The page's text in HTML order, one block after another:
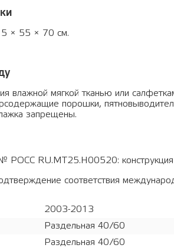
× 55 × 70 см.
влажной мягкой тканью или
порошки,
запрещены.
РОСС RU.МТ25.Н00520: конструкция
соответствия
2003-2013
Раздельная 40/60
Раздельная 40/60